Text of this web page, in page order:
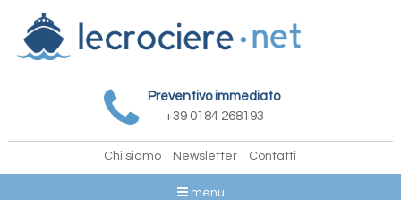
Preventivo immediato
+39 0184 268193
Chi siamo Newsletter Contatti
menu